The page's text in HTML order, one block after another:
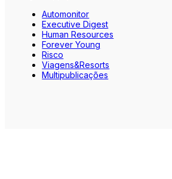
Automonitor
Executive Digest
Human Resources
Forever Young
Risco
Viagens&Resorts
Multipublicações